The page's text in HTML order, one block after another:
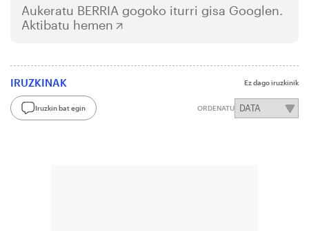
Aukeratu BERRIA gogoko iturri gisa Googlen.
Aktibatu hemen
IRUZKINAK Ez dago iruzkinik
Iruzkin bat egin ORDENATU